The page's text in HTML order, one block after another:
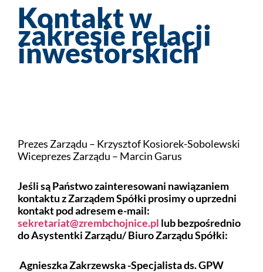
Kontakt w
zakresie relacji
inwestorskich
Prezes Zarządu – Krzysztof Kosiorek-Sobolewski
Wiceprezes Zarządu – Marcin Garus
Jeśli są Państwo zainteresowani nawiązaniem
kontaktu z Zarządem Spółki prosimy o uprzedni
kontakt pod adresem e-mail:
sekretariat@zrembchojnice.pl lub bezpośrednio
do Asystentki Zarządu/ Biuro Zarządu Spółki:
Agnieszka Zakrzewska -Specjalista ds. GPW